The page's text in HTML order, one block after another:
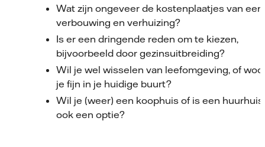
Wat zijn ongeveer de kostenplaatjes van een
verbouwing en verhuizing?
Is er een dringende reden om te kiezen,
bijvoorbeeld door gezinsuitbreiding?
Wil je wel wisselen van leefomgeving, of
je fijn in je huidige buurt?
Wil je (weer) een koophuis of is een huurhuis
ook een optie?